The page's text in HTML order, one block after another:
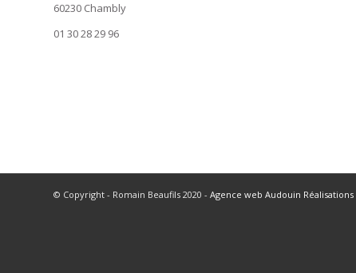
60230 Chambly
01 30 28 29 96
© Copyright - Romain Beaufils 2020 - Agence web Audouin Réalisations